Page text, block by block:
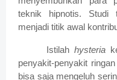
teknik hipnotis. Studi
menjadi titik awal
Istilah hysteria
penyakit-penyakit
bisa saja mengeluh